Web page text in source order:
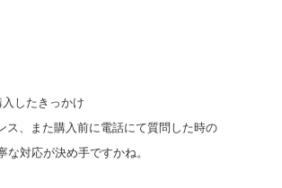
したきっかけ
ス、また購入前に電話にて質問した時の
な対応が決め手ですかね。